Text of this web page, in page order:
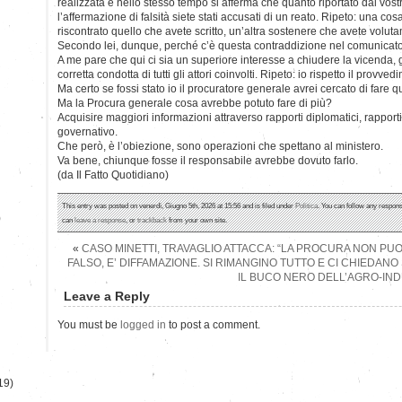
realizzata e nello stesso tempo si afferma che quanto riportato dal
l’affermazione di falsità siete stati accusati di un reato. Ripeto: una
riscontrato quello che avete scritto, un’altra sostenere che avete
Secondo lei, dunque, perché c’è questa contraddizione nel
A me pare che qui ci sia un superiore interesse a chiudere la
corretta condotta di tutti gli attori coinvolti. Ripeto: io rispetto il
Ma certo se fossi stato io il procuratore generale avrei cercato di fare
Ma la Procura generale cosa avrebbe potuto fare di più?
Acquisire maggiori informazioni attraverso rapporti diplomatici,
governativo.
Che però, è l’obiezione, sono operazioni che spettano al ministero.
Va bene, chiunque fosse il responsabile avrebbe dovuto farlo.
(da Il Fatto Quotidiano)
This entry was posted on venerdì, Giugno 5th, 2026 at 15:56 and is filed underPolitica. You can follow any
canleave a response, ortrackbackfrom your own site.
« CASO MINETTI, TRAVAGLIO ATTACCA: “LA PROCURA NON
FALSO, E’ DIFFAMAZIONE. SI RIMANGINO TUTTO E CI
IL BUCO NERO DELL’AGRO-
Leave a Reply
You must be logged in to post a comment.